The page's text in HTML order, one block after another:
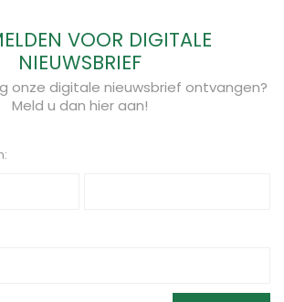
VOOR DIGITALE
NIEUWSBRIEF
onze digitale nieuwsbrief ontvangen?
Meld u dan hier aan!